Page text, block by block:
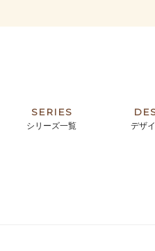
SERIES
シリーズ一覧 デザ